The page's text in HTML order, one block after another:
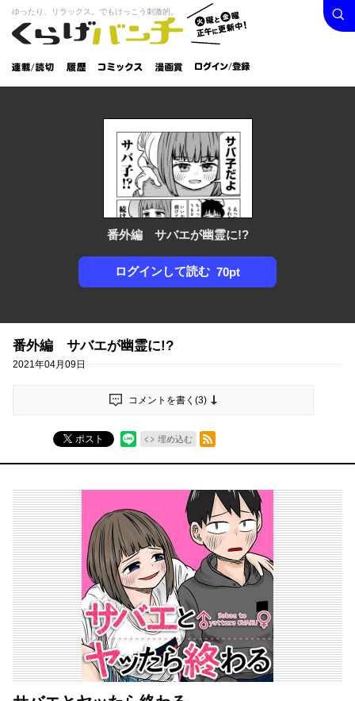
くらげバンチ
火曜と
金曜正
午に更
新中！
ゆったり、リラックス。でもけっこう刺激的。
連載/読
切
履
歴
コミック
漫画
賞
ログイン /
登録
検索
番外編 サバエが幽霊に!?
ログインして読む 70pt
番外編 サバエが幽霊に!?
2021年04月09日
コメントを書く(3)
ポスト 埋め込む
RSSフィード